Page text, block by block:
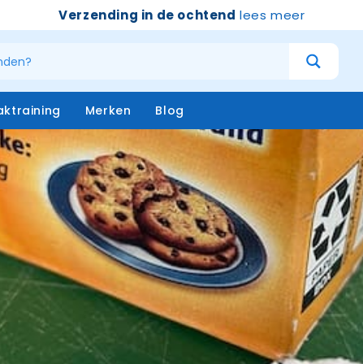
Verzending in de ochtend lees meer
– buiten
– binnen
Handschoenen
Emmers
Borstels & bezems
Vloertrekkers
Schrapers – handtrekkers
Sprayflacons
Sponzen
Op=op
Merken Blog